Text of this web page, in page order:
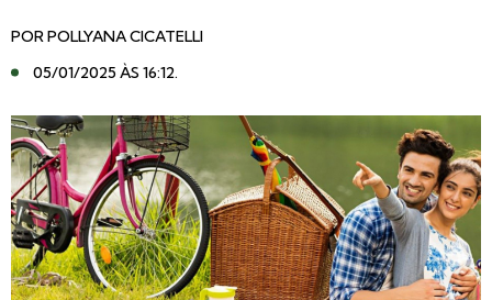
PORPOLLYANA CICATELLI
05/01/2025 ÀS 16:12.